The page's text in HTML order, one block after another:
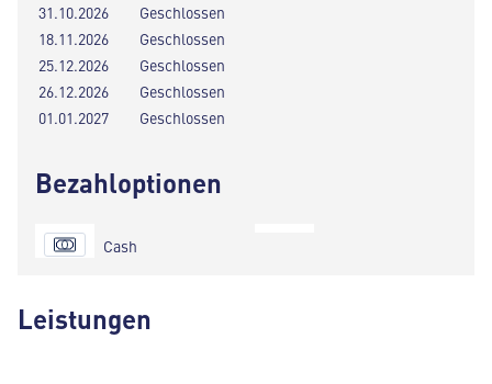
31.10.2026
Geschlossen
18.11.2026
Geschlossen
25.12.2026
Geschlossen
26.12.2026
Geschlossen
01.01.2027
Geschlossen
Bezahloptionen
Cash
Leistungen